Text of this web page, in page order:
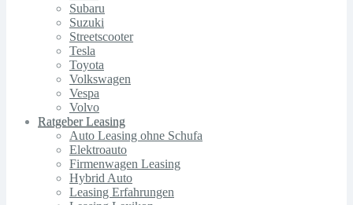
Subaru
Suzuki
Streetscooter
Tesla
Toyota
Volkswagen
Vespa
Volvo
Ratgeber Leasing
Auto Leasing ohne Schufa
Elektroauto
Firmenwagen Leasing
Hybrid Auto
Leasing Erfahrungen